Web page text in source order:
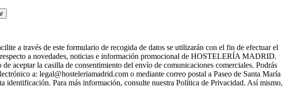
través de este formulario de recogida de datos se utilizarán con el fin de efectuar el
a novedades, noticias e información promocional de HOSTELERÍA MADRID.
aceptar la casilla de consentimiento del envío de comunicaciones comerciales. Podrás
a: legal@hosteleriamadrid.com o mediante correo postal a Paseo de Santa María
identificación. Para más información, consulte nuestra Política de Privacidad. Así mismo,